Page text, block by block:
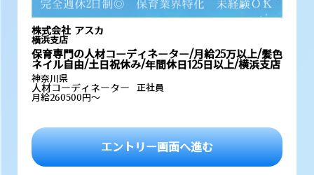
株式会社 アスカ
横浜支店
保育専門の人材コーディネーター/月給25万以上/髪色
ネイル自由/土日祝休み/年間休日125日以上/横浜支店
神奈川県
人材コーディネーター
正社員
月給260500円～
エントリー画面へ進む